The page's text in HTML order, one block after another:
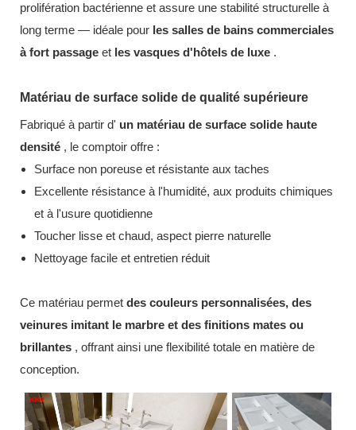
prolifération bactérienne et assure une stabilité structurelle à
long terme — idéale pour les salles de bains commerciales
à fort passage et les vasques d'hôtels de luxe .
Matériau de surface solide de qualité supérieure
Fabriqué à partir d' un matériau de surface solide haute
densité , le comptoir offre :
Surface non poreuse et résistante aux taches
Excellente résistance à l'humidité, aux produits chimiques
et à l'usure quotidienne
Toucher lisse et chaud, aspect pierre naturelle
Nettoyage facile et entretien réduit
Ce matériau permet des couleurs personnalisées, des
veinures imitant le marbre et des finitions mates ou
brillantes , offrant ainsi une flexibilité totale en matière de
conception.